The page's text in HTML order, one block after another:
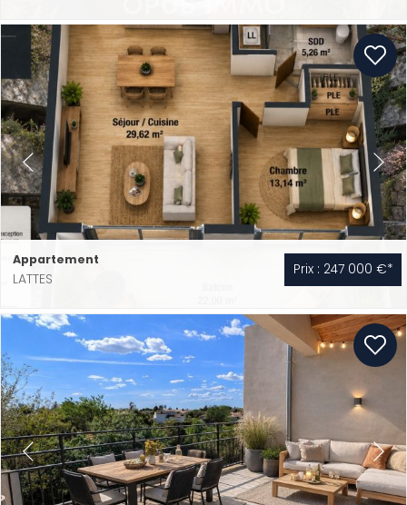
Appartement
LATTES
Prix : 247 000 €*